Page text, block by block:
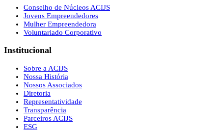
Conselho de Núcleos ACIJS
Jovens Empreendedores
Mulher Empreendedora
Voluntariado Corporativo
Institucional
Sobre a ACIJS
Nossa História
Nossos Associados
Diretoria
Representatividade
Transparência
Parceiros ACIJS
ESG